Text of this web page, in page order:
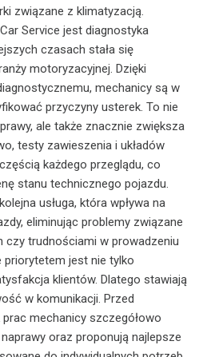
związane z klimatyzacją.
Service jest diagnostyka
czasach stała się
motoryzacyjnej. Dzięki
mechanicy są w
przyczyny usterek. To nie
ale także znacznie zwiększa
testy zawieszenia i układów
każdego przeglądu, co
stanu technicznego pojazdu.
usługa, która wpływa na
eliminując problemy związane
czy trudnościami w prowadzeniu
priorytetem jest nie tylko
klientów. Dlatego stawiają
w komunikacji. Przed
mechanicy szczegółowo
oraz proponują najlepsze